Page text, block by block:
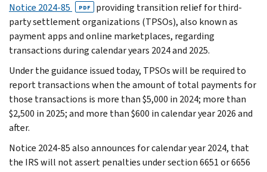
Notice 2024-85
PDF
providing transition relief for third-
party settlement organizations (TPSOs), also known as
payment apps and online marketplaces, regarding
transactions during calendar years 2024 and 2025.
Under the guidance issued today, TPSOs will be required to
report transactions when the amount of total payments for
those transactions is more than $5,000 in 2024; more than
$2,500 in 2025; and more than $600 in calendar year 2026 and
after.
Notice 2024-85 also announces for calendar year 2024, that
the IRS will not assert penalties under section 6651 or 6656